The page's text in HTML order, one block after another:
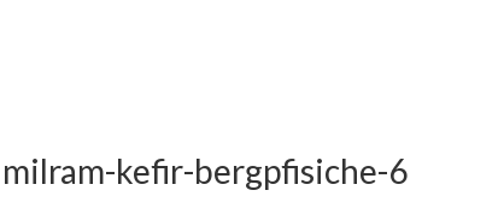
milram-kefir-bergpfisiche-6